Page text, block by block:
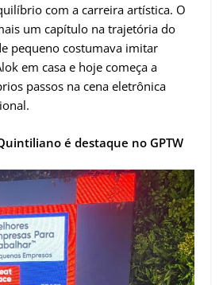
com a carreira artística. O
um capítulo na trajetória do
pequeno costumava imitar
em casa e hoje começa a
passos na cena eletrônica
é destaque no GPTW